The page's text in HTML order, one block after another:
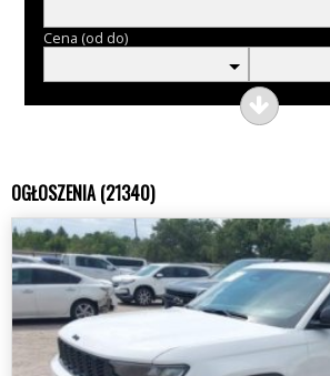
Cena (od do)
OGŁOSZENIA (21340)